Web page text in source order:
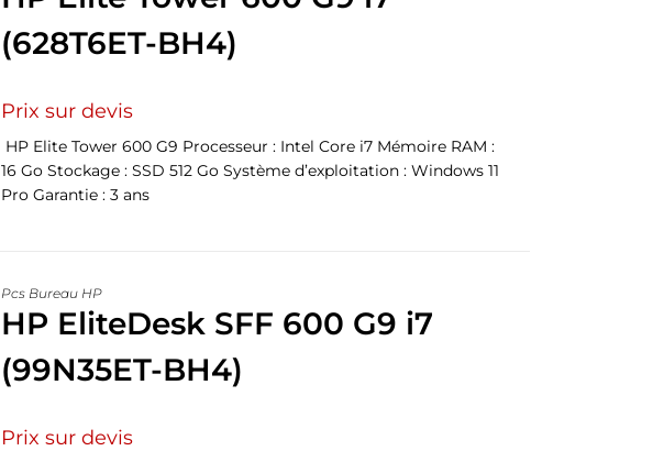
(628T6ET-BH4)
Prix sur devis
HP Elite Tower 600 G9 Processeur : Intel Core i7 Mémoire RAM :
16 Go Stockage : SSD 512 Go Système d’exploitation : Windows 11
Pro Garantie : 3 ans
Pcs Bureau HP
HP EliteDesk SFF 600 G9 i7
(99N35ET-BH4)
Prix sur devis